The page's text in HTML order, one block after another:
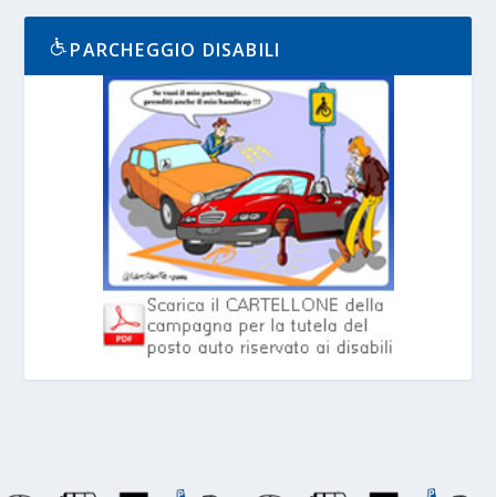
PARCHEGGIO DISABILI